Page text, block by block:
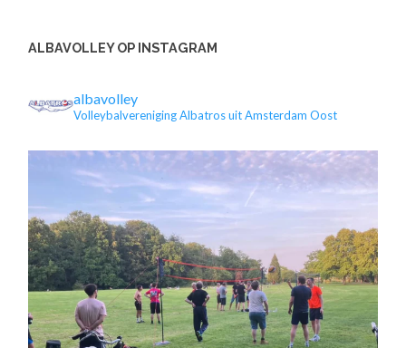
ALBAVOLLEY OP INSTAGRAM
albavolley
Volleybalvereniging Albatros uit Amsterdam Oost